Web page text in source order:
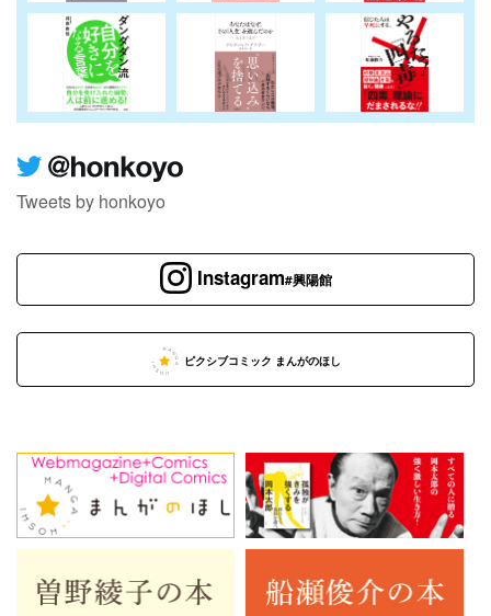
Tweets by honkoyo
Instagram#興陽館
ピクシブコミック まんがのほし